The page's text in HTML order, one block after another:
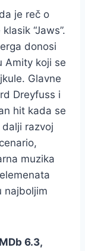
je reč o
“Jaws”.
donosi
Amity koji se
Glavne
Dreyfuss i
hit kada se
razvoj
muzika
najboljim
6.3,